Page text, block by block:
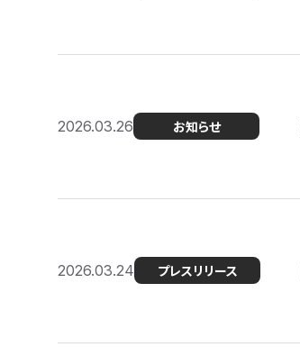
2026.03.26 お知らせ
2026.03.24 プレスリリース